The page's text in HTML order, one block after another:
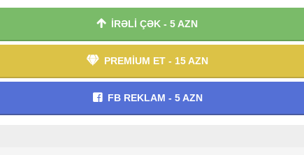
İRƏLİ ÇƏK - 5 AZN
PREMİUM ET - 15 AZN
FB REKLAM - 5 AZN